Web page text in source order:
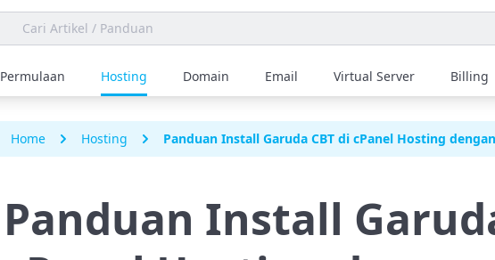
Permulaan Hosting Domain Email Virtual Server Billing
Home Hosting Panduan Install Garuda CBT di cPanel Hosting
Panduan Install